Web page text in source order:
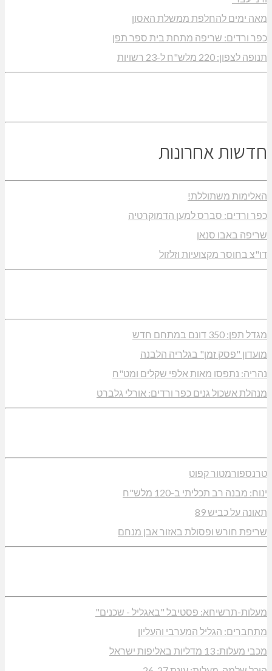
מאה ימים להחלפת ממשלת האסון
כפר ורדים: שריפה מתחת בית ספר תפן
תנופה לצפון: 220 מלש"ח ל-23 רשויות
חדשות אחרונות
האלימות משתוללת!
כפר ורדים: סברס למען הדמוקרטיה
שריפה באבו סנאן
דו"צ בחוסר מקצועיות וזלזול
מגדל תפן: 350 דונם במתחם חדש
מועדון "פסק זמן" בגלריה הלבנה
נהריה: נתפסו מאות אלפי שקלים ומט"ח
מנהלת אשכול גנים כפר ורדים: אורלי גלברט
טרנספורמטור קפוט
ינוח: מבנה רב תכליתי ב-120 מלש"ח
תאונה על כביש 89
שריפת חורש ופסולת באזור אבן מנחם
מעלות-תרשיחא: פסטיבל "באגליל - שכנים"
מתחברים: הגליל המערבי והעליון
מכבי מעלות: 13 מדליות באליפות ישראל